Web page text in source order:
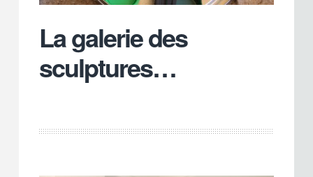
La galerie des
sculptures…